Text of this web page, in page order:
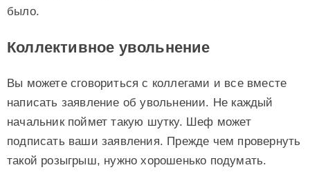
было.
Коллективное увольнение
Вы можете сговориться с коллегами и все вместе
написать заявление об увольнении. Не каждый
начальник поймет такую шутку. Шеф может
подписать ваши заявления. Прежде чем провернуть
такой розыгрыш, нужно хорошенько подумать.